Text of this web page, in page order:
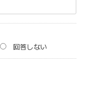
回答しない